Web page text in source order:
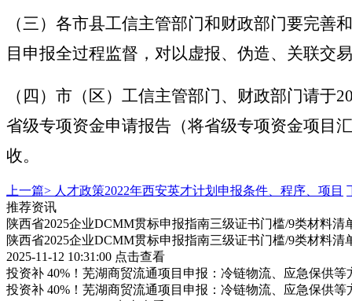
（三）各市县工信主管部门和财政部门要完
目申报全过程监督，对以虚报、伪造、关联交
（四）市（区）工信主管部门、财政部门请于
省级专项资金申请报告（将省级专项资金项目
收。
上一篇> 人才政策2022年西安英才计划申报条件、程序、项目
推荐资讯
陕西省2025企业DCMM贯标申报指南三级证书门槛/9类材料清
陕西省2025企业DCMM贯标申报指南三级证书门槛/9类材料清
2025-11-12 10:31:00 点击查看
投资补 40%！芜湖商贸流通项目申报：冷链物流、应急保供等
投资补 40%！芜湖商贸流通项目申报：冷链物流、应急保供等